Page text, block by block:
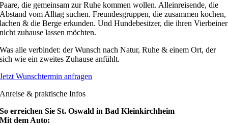
Paare, die gemeinsam zur Ruhe kommen wollen. Alleinreisende, die
Abstand vom Alltag suchen. Freundesgruppen, die zusammen kochen,
lachen & die Berge erkunden. Und Hundebesitzer, die ihren Vierbeiner
nicht zuhause lassen möchten.
Was alle verbindet: der Wunsch nach Natur, Ruhe & einem Ort, der
sich wie ein zweites Zuhause anfühlt.
Jetzt Wunschtermin anfragen
Anreise & praktische Infos
So erreichen Sie St. Oswald in Bad Kleinkirchheim
Mit dem Auto: